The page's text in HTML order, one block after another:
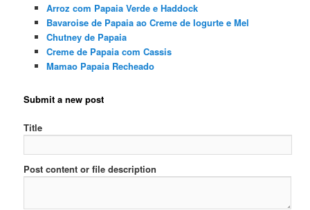
Arroz com Papaia Verde e Haddock
Bavaroise de Papaia ao Creme de Iogurte e Mel
Chutney de Papaia
Creme de Papaia com Cassis
Mamao Papaia Recheado
Submit a new post
Title
Post content or file description